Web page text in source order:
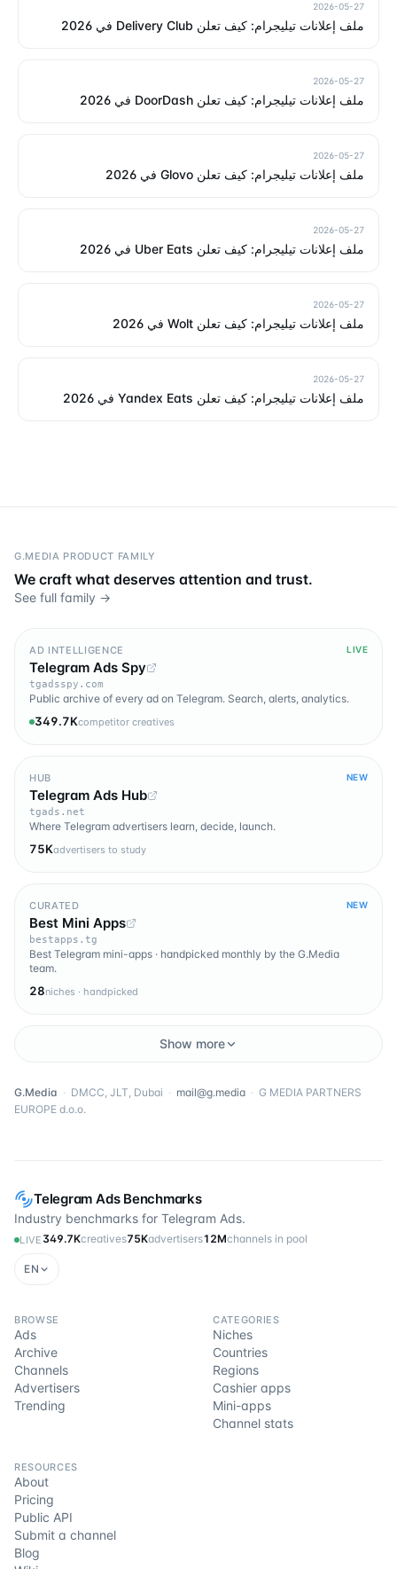
2026-05-27
ملف إعلانات تيليجرام: كيف تعلن Delivery Club في 2026
2026-05-27
ملف إعلانات تيليجرام: كيف تعلن DoorDash في 2026
2026-05-27
ملف إعلانات تيليجرام: كيف تعلن Glovo في 2026
2026-05-27
ملف إعلانات تيليجرام: كيف تعلن Uber Eats في 2026
2026-05-27
ملف إعلانات تيليجرام: كيف تعلن Wolt في 2026
2026-05-27
ملف إعلانات تيليجرام: كيف تعلن Yandex Eats في 2026
Telegram Ads Benchmarks
Industry benchmarks for Telegram Ads.
LIVE 349.7Kcreatives75Kadvertisers12Mchannels in pool
EN
BROWSE
Ads
Archive
Channels
Advertisers
Trending
CATEGORIES
Niches
Countries
Regions
Cashier apps
Mini-apps
Channel stats
RESOURCES
About
Pricing
Public API
Submit a channel
Blog
G.MEDIA PRODUCT FAMILY
We craft what deserves attention and trust.
See full family →
AD INTELLIGENCE LIVE
Telegram Ads Spy
tgadsspy.com
Public archive of every ad on Telegram. Search, alerts, analytics.
349.7Kcompetitor creatives
HUB NEW
Telegram Ads Hub
tgads.net
Where Telegram advertisers learn, decide, launch.
75Kadvertisers to study
CURATED NEW
Best Mini Apps
bestapps.tg
Best Telegram mini-apps · handpicked monthly by the G.Media
team.
28niches · handpicked
Show more
G.Media · DMCC, JLT, Dubai · mail@g.media · G MEDIA PARTNERS
EUROPE d.o.o.